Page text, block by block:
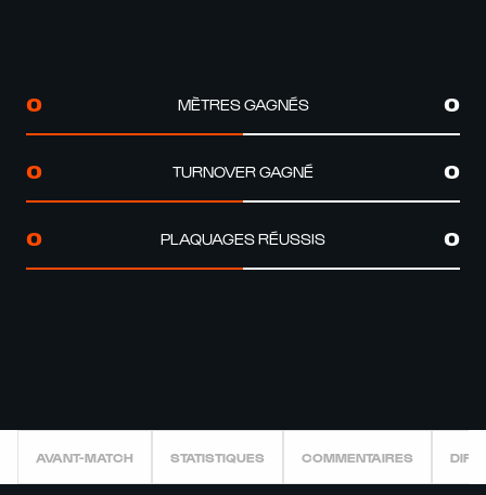
0 MÈTRES GAGNÉS 0
0 TURNOVER GAGNÉ 0
0 PLAQUAGES RÉUSSIS 0
AVANT-MATCH STATISTIQUES COMMENTAIRES